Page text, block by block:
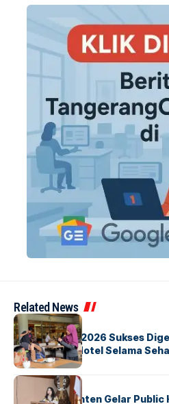
Related News
BERITAINDEX
GM For A Day 2026 Sukses
Operasional Hotel Selama
BANDARA BERITA
Karantina Banten Gelar Public